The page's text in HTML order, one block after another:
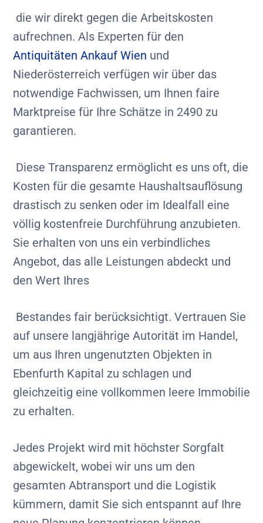
die wir direkt gegen die Arbeitskosten
aufrechnen. Als Experten für den
Antiquitäten Ankauf Wien und
Niederösterreich verfügen wir über das
notwendige Fachwissen, um Ihnen faire
Marktpreise für Ihre Schätze in 2490 zu
garantieren.
Diese Transparenz ermöglicht es uns oft, die
Kosten für die gesamte Haushaltsauflösung
drastisch zu senken oder im Idealfall eine
völlig kostenfreie Durchführung anzubieten.
Sie erhalten von uns ein verbindliches
Angebot, das alle Leistungen abdeckt und
den Wert Ihres
Bestandes fair berücksichtigt. Vertrauen Sie
auf unsere langjährige Autorität im Handel,
um aus Ihren ungenutzten Objekten in
Ebenfurth Kapital zu schlagen und
gleichzeitig eine vollkommen leere Immobilie
zu erhalten.
Jedes Projekt wird mit höchster Sorgfalt
abgewickelt, wobei wir uns um den
gesamten Abtransport und die Logistik
kümmern, damit Sie sich entspannt auf Ihre